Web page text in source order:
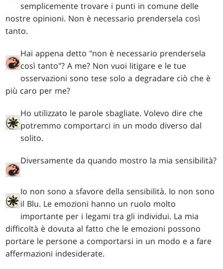
semplicemente trovare i punti in comune delle
nostre opinioni. Non è necessario prendersela così
tanto.
Hai appena detto "non è necessario prendersela
così tanto"? A me? Non vuoi litigare e le tue
osservazioni sono tese solo a degradare ciò che è
più caro per me?
Ho utilizzato le parole sbagliate. Volevo dire che
potremmo comportarci in un modo diverso dal
solito.
Diversamente da quando mostro la mia sensibilità?
Io non sono a sfavore della sensibilità. Io non sono
il Blu. Le emozioni hanno un ruolo molto
importante per i legami tra gli individui. La mia
difficoltà è dovuta al fatto che le emozioni possono
portare le persone a comportarsi in un modo e a fare
affermazioni indesiderate.